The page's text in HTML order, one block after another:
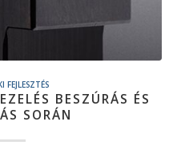
FEJLESZTÉS
BESZÚRÁS ÉS
SORÁN